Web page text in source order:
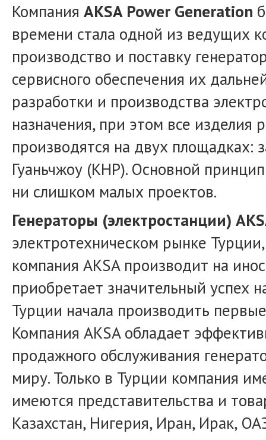
Компания AKSA Power Generation
времени стала одной из ведущих
производство и поставку
сервисного обеспечения их
разработки и производства
назначения, при этом все
производятся на двух площадках:
Гуаньчжоу (КНР). Основной
ни слишком малых проектов.
Генераторы (электростанции)
электротехническом рынке
компания AKSA производит на
приобретает значительный успех
Турции начала производить
Компания AKSA обладает
продажного обслуживания
миру. Только в Турции компания
имеются представительства и
Казахстан, Нигерия, Иран, Ирак,